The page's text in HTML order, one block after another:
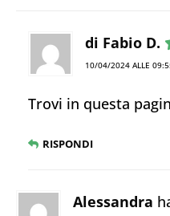
di Fabio D.
10/04/2024 ALLE
Trovi in questa
RISPONDI
Alessandra